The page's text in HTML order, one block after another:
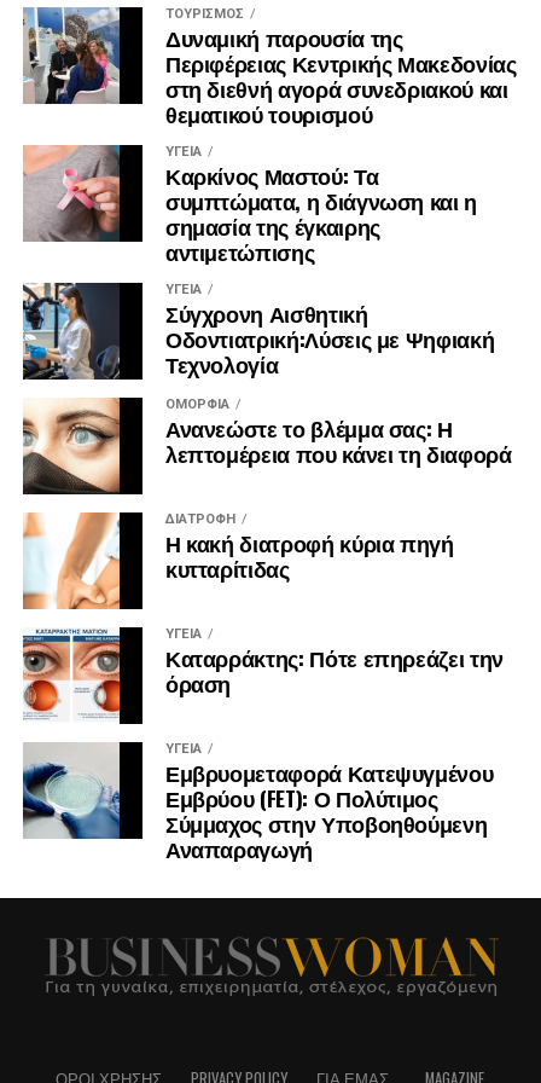
να αρνούμαστε να κοιτάξουμε την Επιτυχία στα μάτια μόνο
και μόνο επειδή δεν έχουμε την κατάλληλη προετοιμασία.
Τις περισσότερες φορές δεν μας εμποδίζει η άγνοια του
δρόμου προς την κορυφή αλλά η έλλειψη σχεδίου για τα
μετέπειτα βήματα. Δίνοντας μια τελευταία συμβουλή στην
φανταστική Μαρία μας θα της θυμίζαμε ότι μετανιώνουμε
για ότι δεν κάναμε παρά για ότι έχουμε κάνει.
Πηγή του:Γιώργου Σαπροβαλάκη
ΤΟΥΡΙΣΜΌΣ
Δυναμική παρουσία της
Περιφέρειας Κεντρικής Μακεδονίας
στη διεθνή αγορά συνεδριακού και
θεματικού τουρισμού
ΥΓΕΊΑ
Καρκίνος Μαστού: Τα
συμπτώματα, η διάγνωση και η
σημασία της έγκαιρης
αντιμετώπισης
ΥΓΕΊΑ
Σύγχρονη Αισθητική
Οδοντιατρική:Λύσεις με Ψηφιακή
Τεχνολογία
ΟΜΟΡΦΙΆ
Ανανεώστε το βλέμμα σας: Η
λεπτομέρεια που κάνει τη διαφορά
ΔΙΑΤΡΟΦΉ
Η κακή διατροφή κύρια πηγή
κυτταρίτιδας
ΥΓΕΊΑ
Καταρράκτης: Πότε επηρεάζει την
όραση
ΥΓΕΊΑ
Εμβρυομεταφορά Κατεψυγμένου
Εμβρύου (FET): Ο Πολύτιμος
Σύμμαχος στην Υποβοηθούμενη
Αναπαραγωγή